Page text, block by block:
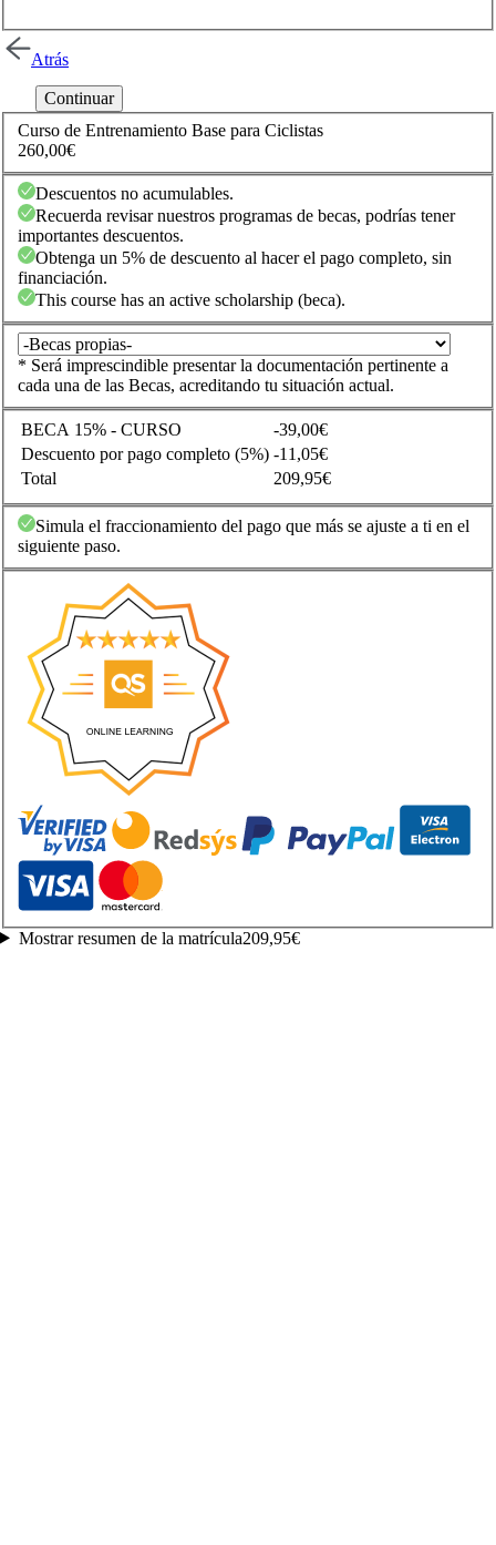
Atrás
Curso de Entrenamiento Base para Ciclistas
260,00€
Descuentos no acumulables.
Recuerda revisar nuestros programas de becas, podrías tener
importantes descuentos.
Obtenga un 5% de descuento al hacer el pago completo, sin
financiación.
This course has an active scholarship (beca).
* Será imprescindible presentar la documentación pertinente a
cada una de las Becas, acreditando tu situación actual.
BECA 15% - CURSO
-39,00€
Descuento por pago completo (5%) -11,05€
Total
209,95€
Simula el fraccionamiento del pago que más se ajuste a ti en el
siguiente paso.
Mostrar resumen de la matrícula209,95€